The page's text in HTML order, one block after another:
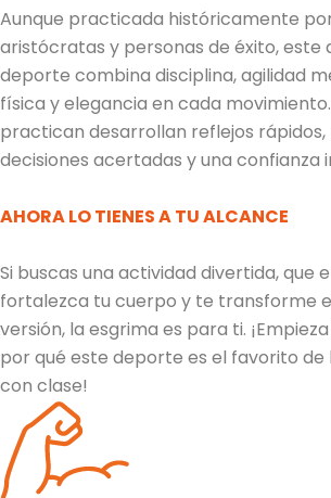
Aunque practicada históricamente
aristócratas y personas de éxito, este
deporte combina disciplina, agilidad
física y elegancia en cada
practican desarrollan reflejos
decisiones acertadas y una confianza
AHORA LO TIENES A TU ALCANCE
Si buscas una actividad divertida, que
fortalezca tu cuerpo y te transforme
versión, la esgrima es para ti.
por qué este deporte es el favorito de
con clase!